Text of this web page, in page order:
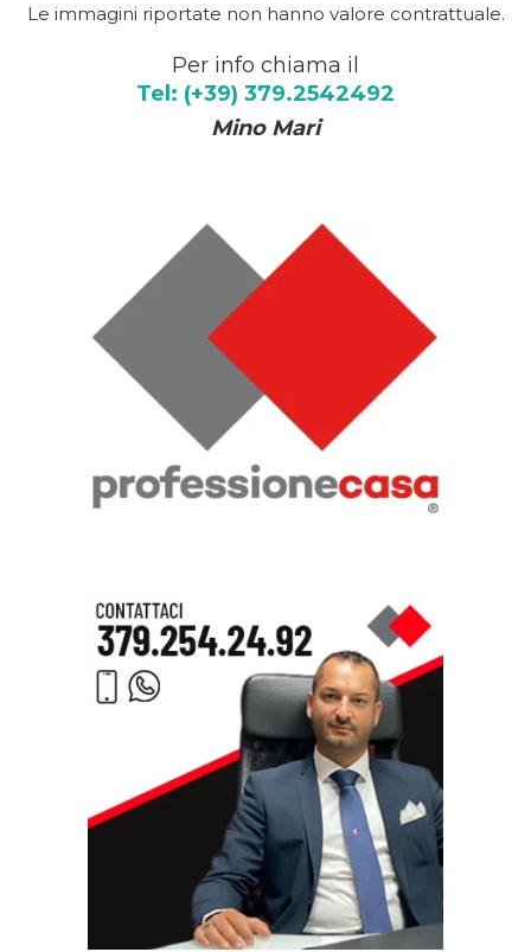
Le immagini riportate non hanno valore contrattuale.
Per info chiama il
Tel: (+39) 379.2542492
Mino Mari